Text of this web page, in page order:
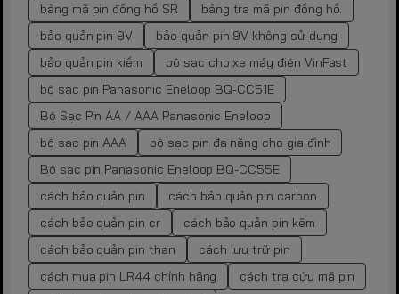
bảng mã pin đồng hồ SR
bảng tra mã pin đồng hồ.
bảo quản pin 9V
bảo quản pin 9V không sử dụng
bảo quản pin kiềm
bộ sạc cho xe máy điện VinFast
bộ sạc pin Panasonic Eneloop BQ-CC51E
Bộ Sạc Pin AA / AAA Panasonic Eneloop
bộ sạc pin AAA
bộ sạc pin đa năng cho gia đình
Bộ sạc pin Panasonic Eneloop BQ-CC55E
cách bảo quản pin
cách bảo quản pin carbon
cách bảo quản pin cr
cách bảo quản pin kẽm
cách bảo quản pin than
cách lưu trữ pin
cách mua pin LR44 chính hãng
cách tra cứu mã pin